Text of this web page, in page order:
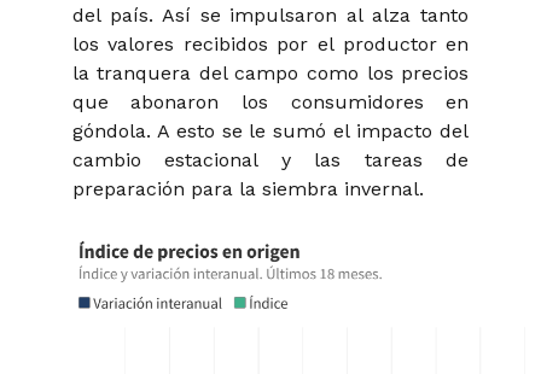
del país. Así se impulsaron al alza tanto
los valores recibidos por el productor en
la tranquera del campo como los precios
que abonaron los consumidores en
góndola. A esto se le sumó el impacto del
cambio estacional y las tareas de
preparación para la siembra invernal.